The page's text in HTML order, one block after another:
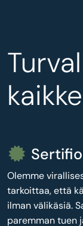
Olemme
tarkoittaa, että
ilman välikäsiä.
paremman tuen